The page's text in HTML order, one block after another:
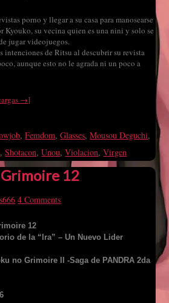
porno y llegar a su casa para manosearse
Kyouko, su vecina quien es una nini y solo se
jugar videojuegos.
intenciones de Ritsu al descubrir su revista
aunque esto no le agrada ni un poco a
→]
,Femdom,Glasses,Mousou Deguchi,
,Shotacon,Unou,Violacion,Virgen
12
4 Comments
12
de la “Ira” – Un Nuevo Lider
no Grimoire II -Saga de PANDRA 2da